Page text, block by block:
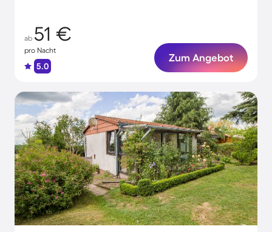
ab 51 €
pro Nacht
5.0
Zum Angebot